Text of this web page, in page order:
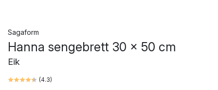
Sagaform
Hanna sengebrett 30 x 50 cm
Eik
(4.3)